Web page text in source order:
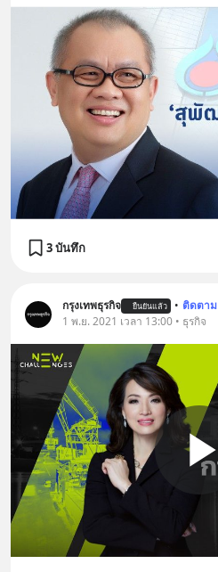
3 บันทึก
กรุงเทพธุรกิจ ยืนยันแล้ว • ติดตาม
1 พ.ย. 2021 เวลา 13:00 • ธุรกิจ